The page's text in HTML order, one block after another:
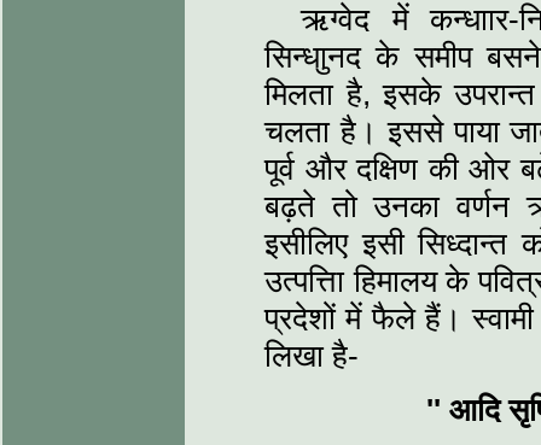
ऋग्वेद में कन्धाार-
सिन्धाुनद के समीप
मिलता है, इसके
चलता है। इससे पाया
पूर्व और दक्षिण की ओर
बढ़ते तो उनका वर्णन
इसीलिए इसी
उत्पत्तिा हिमालय के
प्रदेशों में फैले हैं। स्वामी
लिखा है-
'' आदि